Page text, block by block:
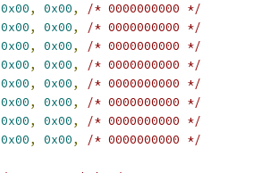
0x00, 0x00,
/* 0000000000 */
0x00, 0x00,
/* 0000000000 */
0x00, 0x00,
/* 0000000000 */
0x00, 0x00,
/* 0000000000 */
0x00, 0x00,
/* 0000000000 */
0x00, 0x00,
/* 0000000000 */
0x00, 0x00,
/* 0000000000 */
0x00, 0x00, /* 0000000000 */